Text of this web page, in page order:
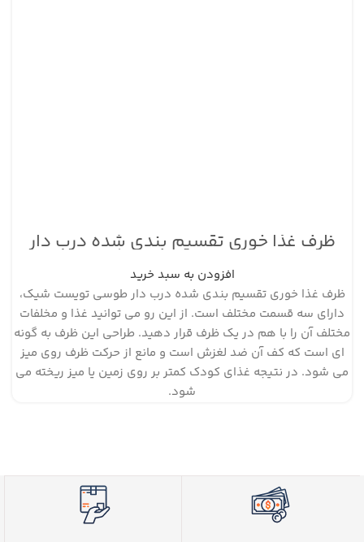
ظرف غذا خوری تقسیم بندی شده درب دار
طوسی تویست شیک
افزودن به سبد خرید
ظرف غذا خوری تقسیم بندی شده درب دار طوسی تویست شیک،
دارای سه قسمت مختلف است. از این رو می توانید غذا و مخلفات
مختلف آن را با هم در یک ظرف قرار دهید. طراحی این ظرف به گونه
ای است که کف آن ضد لغزش است و مانع از حرکت ظرف روی میز
می شود. در نتیجه غذای کودک کمتر بر روی زمین یا میز ریخته می
شود.